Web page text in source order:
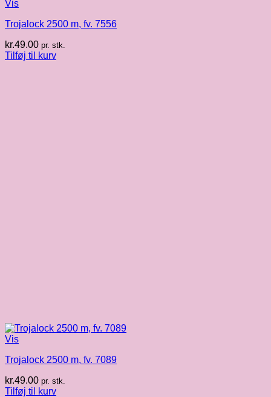
Vis
Trojalock 2500 m, fv. 7556
kr.49.00 pr. stk.
Tilføj til kurv
Vis
Trojalock 2500 m, fv. 7089
kr.49.00 pr. stk.
Tilføj til kurv